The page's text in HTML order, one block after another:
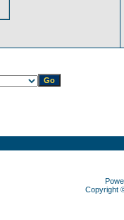
Copyright